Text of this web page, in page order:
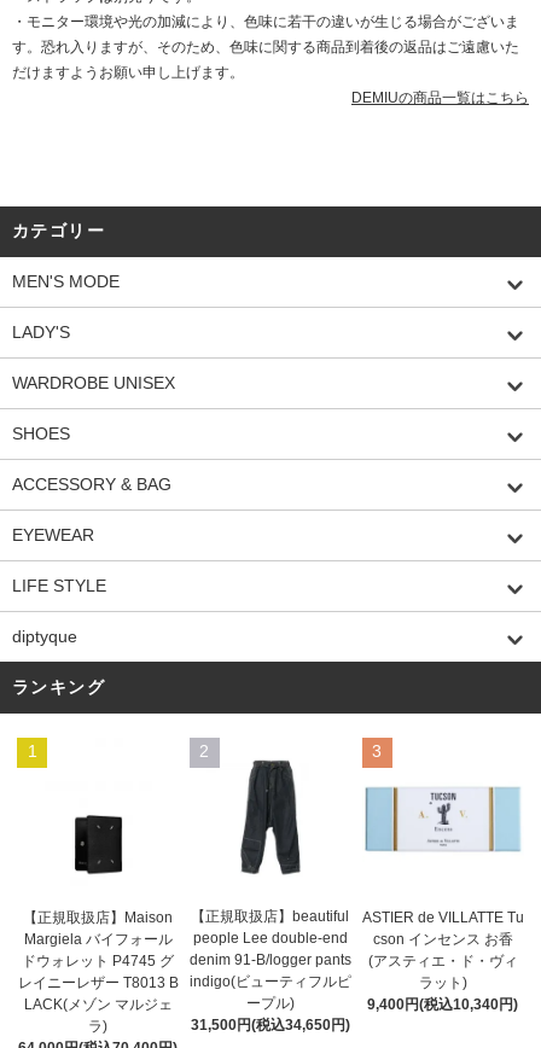
・モニター環境や光の加減により、色味に若干の違いが生じる場合がございま
す。恐れ入りますが、そのため、色味に関する商品到着後の返品はご遠慮いた
だけますようお願い申し上げます。
DEMIUの商品一覧はこちら
カテゴリー
MEN'S MODE
LADY'S
WARDROBE UNISEX
SHOES
ACCESSORY & BAG
EYEWEAR
LIFE STYLE
diptyque
ランキング
1
【正規取扱店】Maison
Margiela バイフォール
ドウォレット P4745 グ
レイニーレザー T8013 B
LACK(メゾン マルジェ
ラ)
2
【正規取扱店】beautiful
people Lee double-end
denim 91-B/logger pants
indigo(ビューティフルピ
ープル)
31,500円(税込34,650円)
3
ASTIER de VILLATTE Tu
cson インセンス お香
(アスティエ・ド・ヴィ
ラット)
9,400円(税込10,340円)